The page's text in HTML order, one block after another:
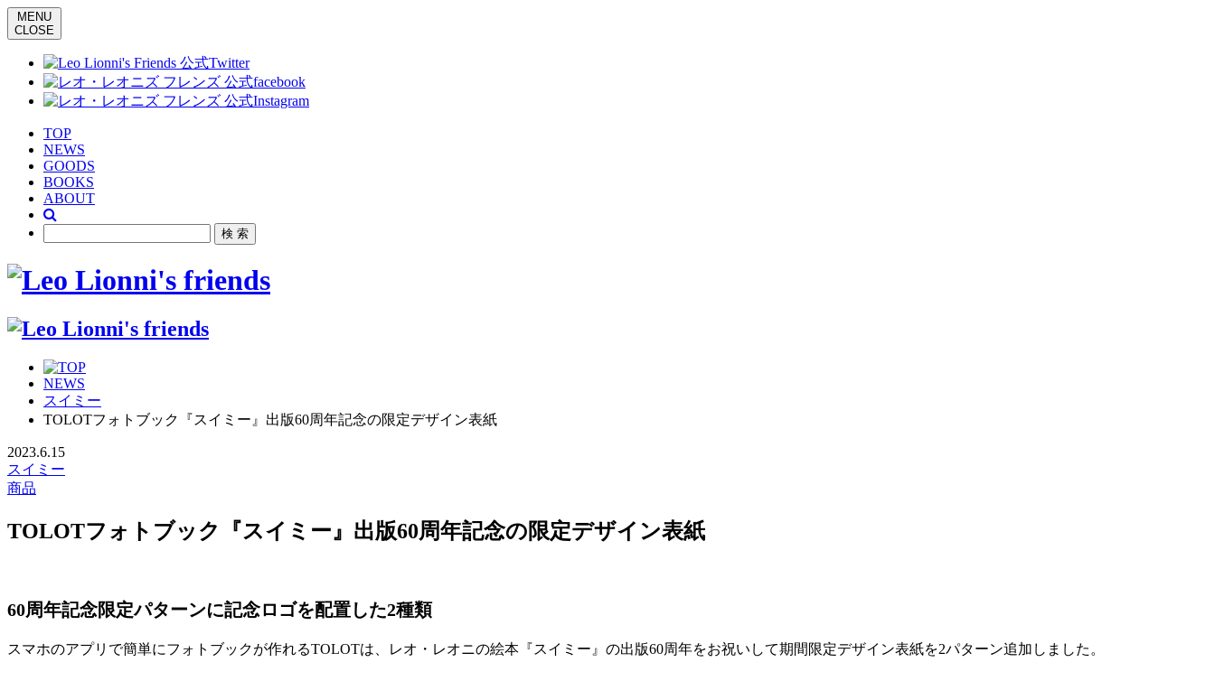
MENU
CLOSE
TOP
NEWS
GOODS
BOOKS
ABOUT
NEWS
スイミー
TOLOTフォトブック『スイミー』出版60周年記念の限定デザイン表紙
2023.6.15
スイミー
商品
TOLOTフォトブック『スイミー』出版60周年記念の限定デザイン表紙
60周年記念限定パターンに記念ロゴを配置した2種類
スマホのアプリで簡単にフォトブックが作れるTOLOTは、レオ・レオニの絵本『スイミー』の出版60周年をお祝いして期間限定デザイン表紙を2パターン追加しました。